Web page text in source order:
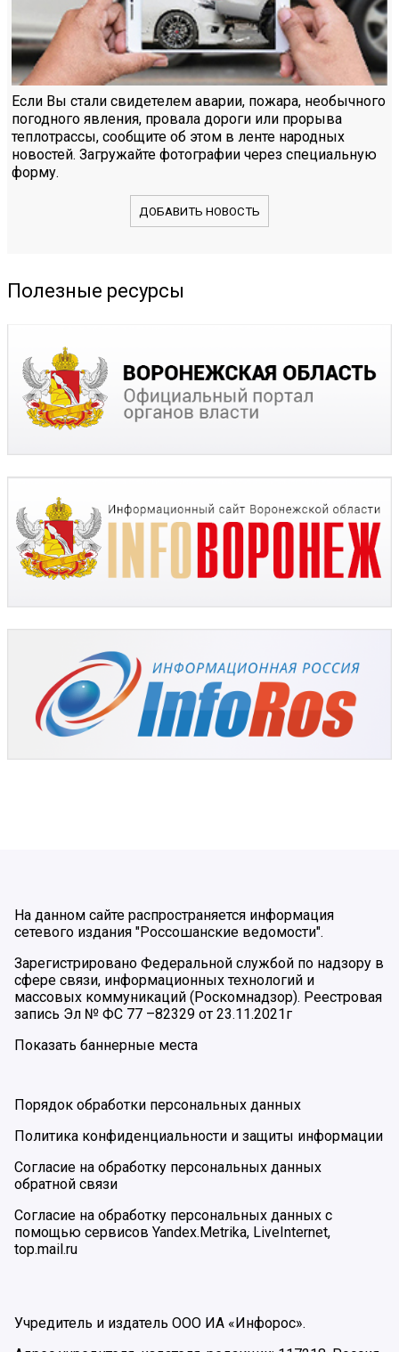
Если Вы стали свидетелем аварии, пожара, необычного
погодного явления, провала дороги или прорыва
теплотрассы, сообщите об этом в ленте народных
новостей. Загружайте фотографии через специальную
форму.
ДОБАВИТЬ НОВОСТЬ
Полезные ресурсы
На данном сайте распространяется информация
сетевого издания "Россошанские ведомости".
Зарегистрировано Федеральной службой по надзору в
сфере связи, информационных технологий и
массовых коммуникаций (Роскомнадзор). Реестровая
запись Эл № ФС 77 –82329 от 23.11.2021г
Показать баннерные места
Порядок обработки персональных данных
Политика конфиденциальности и защиты информации
Согласие на обработку персональных данных
обратной связи
Согласие на обработку персональных данных с
помощью сервисов Yandex.Metrika, LiveInternet,
top.mail.ru
Учредитель и издатель ООО ИА «Инфорос».